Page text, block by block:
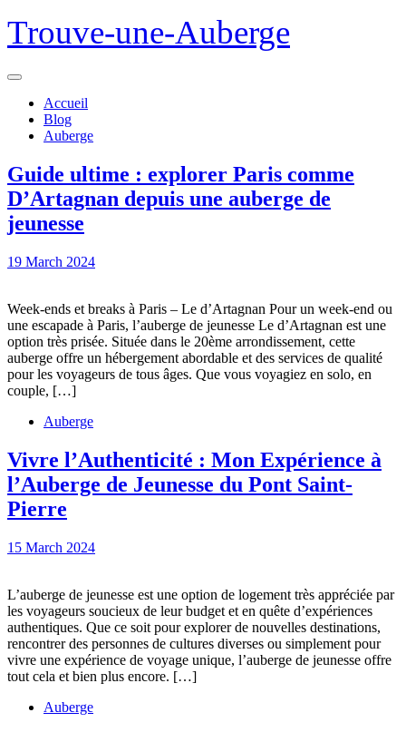
Trouve-une-Auberge
Open
Accueil
Blog
Auberge
Close
Menu
Guide ultime : explorer Paris comme
D’Artagnan depuis une auberge de
jeunesse
:
Paris
comme
D’Artagnan
une
de
jeunesse
19 March 202419
Week-ends et breaks à Paris – Le d’Artagnan Pour un week-end ou
une escapade à Paris, l’auberge de jeunesse Le d’Artagnan est une
option très prisée. Située dans le 20ème arrondissement, cette
auberge offre un hébergement abordable et des services de qualité
pour les voyageurs de tous âges. Que vous voyagiez en solo, en
couple, […]
Auberge
Vivre l’Authenticité : Mon Expérience à
l’Auberge de Jeunesse du Pont Saint-
Pierre
:
Expérience
à
l’Auberge
de
Jeunesse
15 March 202415
L’auberge de jeunesse est une option de logement très appréciée par
les voyageurs soucieux de leur budget et en quête d’expériences
authentiques. Que ce soit pour explorer de nouvelles destinations,
rencontrer des personnes de cultures diverses ou simplement pour
vivre une expérience de voyage unique, l’auberge de jeunesse offre
tout cela et bien plus encore. […]
Auberge